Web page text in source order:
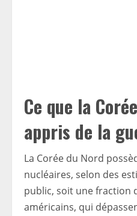
Ce que la
appris de la
La Corée du Nord
nucléaires, selon des
public, soit une fraction
américains, qui